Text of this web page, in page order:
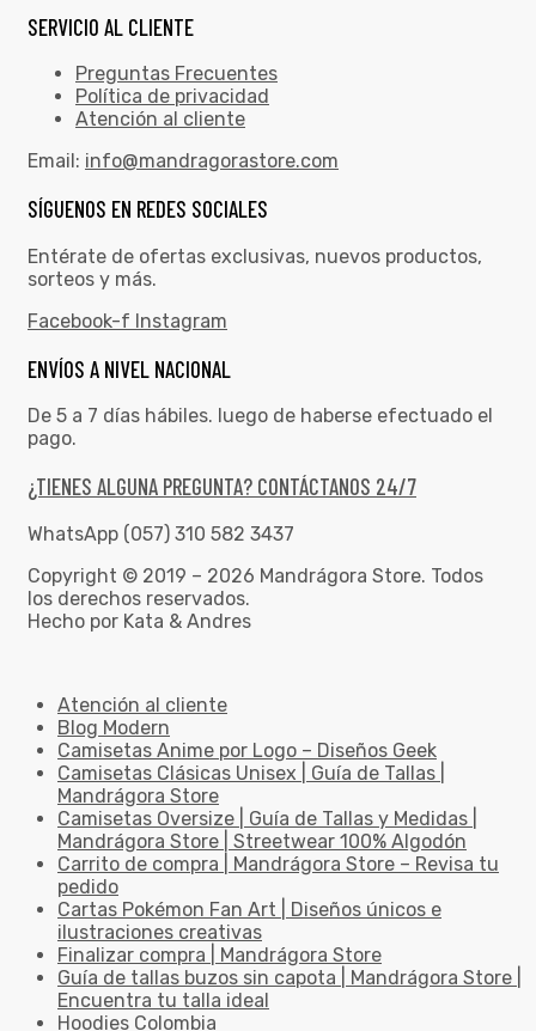
SERVICIO AL CLIENTE
Preguntas Frecuentes
Política de privacidad
Atención al cliente
Email: info@mandragorastore.com
SÍGUENOS EN REDES SOCIALES
Entérate de ofertas exclusivas, nuevos productos,
sorteos y más.
Facebook-f Instagram
ENVÍOS A NIVEL NACIONAL
De 5 a 7 días hábiles. luego de haberse efectuado el
pago.
¿TIENES ALGUNA PREGUNTA? CONTÁCTANOS 24/7
WhatsApp (057) 310 582 3437
Copyright © 2019 – 2026 Mandrágora Store. Todos
los derechos reservados.
Hecho por Kata & Andres
Atención al cliente
Blog Modern
Camisetas Anime por Logo – Diseños Geek
Camisetas Clásicas Unisex | Guía de Tallas |
Mandrágora Store
Camisetas Oversize | Guía de Tallas y Medidas |
Mandrágora Store | Streetwear 100% Algodón
Carrito de compra | Mandrágora Store – Revisa tu
pedido
Cartas Pokémon Fan Art | Diseños únicos e
ilustraciones creativas
Finalizar compra | Mandrágora Store
Guía de tallas buzos sin capota | Mandrágora Store |
Encuentra tu talla ideal
Hoodies Colombia